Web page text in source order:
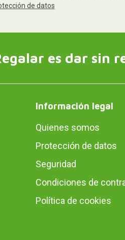
de datos
es dar sin
Información legal
Quienes somos
Protección de datos
Seguridad
Condiciones de
Política de cookies